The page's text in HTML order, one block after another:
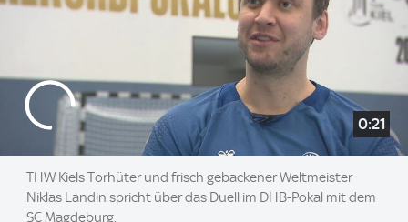
0:21
THW Kiels Torhüter und frisch gebackener Weltmeister
Niklas Landin spricht über das Duell im DHB-Pokal mit dem
SC Magdeburg.